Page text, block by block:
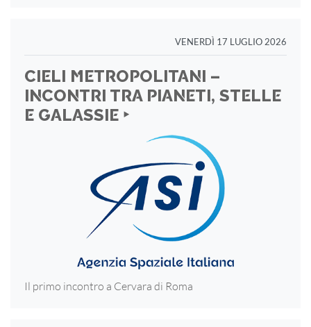
VENERDÌ 17 LUGLIO 2026
CIELI METROPOLITANI –
INCONTRI TRA PIANETI, STELLE
E GALASSIE ‣
Il primo incontro a Cervara di Roma